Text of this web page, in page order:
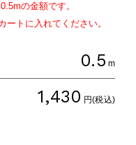
0.5mの金額です。
ートに入れてください。
0.5 m
1,430 円(税込)